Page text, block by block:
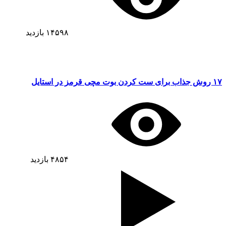
۱۴۵۹۸ بازدید
۱۷ روش جذاب برای ست کردن بوت مچی قرمز در استایل
۴۸۵۴ بازدید